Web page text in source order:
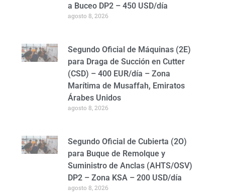
a Buceo DP2 – 450 USD/día
agosto 8, 2026
Segundo Oficial de Máquinas (2E)
para Draga de Succión en Cutter
(CSD) – 400 EUR/día – Zona
Marítima de Musaffah, Emiratos
Árabes Unidos
agosto 8, 2026
Segundo Oficial de Cubierta (2O)
para Buque de Remolque y
Suministro de Anclas (AHTS/OSV)
DP2 – Zona KSA – 200 USD/día
agosto 8, 2026